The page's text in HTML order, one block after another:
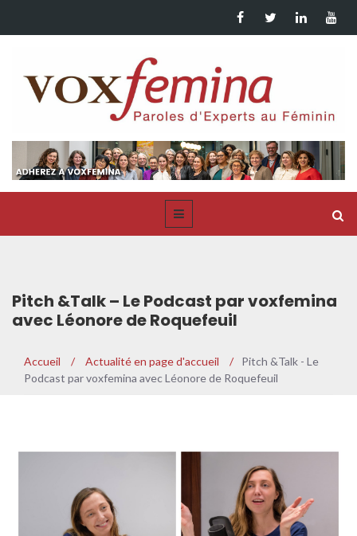
Pitch &Talk – Le Podcast par voxfemina
avec Léonore de Roquefeuil
Accueil / Actualité en page d'accueil /
Pitch &Talk - Le
Podcast par voxfemina avec Léonore de Roquefeuil